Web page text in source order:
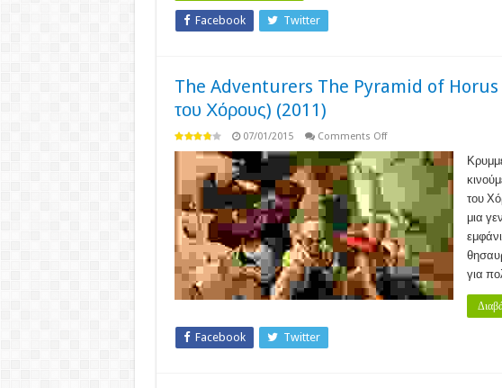
Facebook Twitter
The Adventurers The Pyramid of Horus
του Χόρους) (2011)
07/01/2015 Comments Offon
Adventurers
The
Pyramid
Horus
(Οι
Εξερευνητές
Η
Πυραμίδα
του
Χόρους)
(2011)
του
μια
για
Facebook Twitter